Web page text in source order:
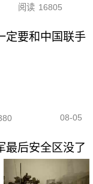
阅读 16805
定要和中国联手
08-05
最后安全区没了